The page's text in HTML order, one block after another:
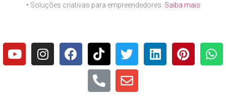
• Soluções criativas para empreendedores. Saiba mais